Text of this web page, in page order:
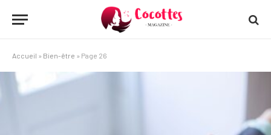
Accueil » Bien-être » Page 26